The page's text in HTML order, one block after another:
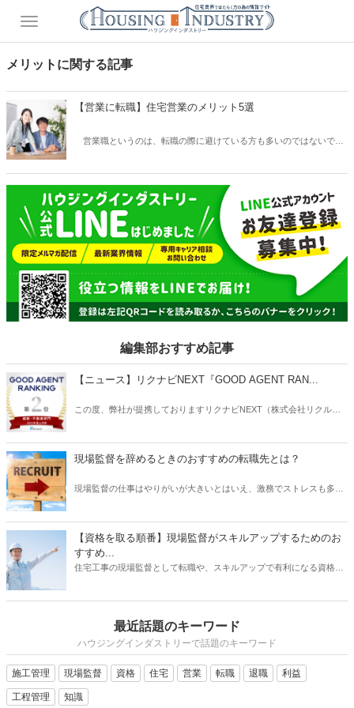
メリットに関する記事
【営業に転職】住宅営業のメリット5選
営業職というのは、転職の際に避けている方も多いのではないでし
はコツを掴めばそれほど大変ではありませんし、会社によっては花形
職種です。営業ができなければ売上が立たず、会社の存続に関わる部
署でもあります。この記事では住宅営業職のメリットについてご紹介
致します。
編集部おすすめ記事
【ニュース】リクナビNEXT『GOOD AGENT RAN...
この度、弊社が提携しておりますリクナビNEXT（株式会社リクルー
と表記）にそれぞれ入賞しましたことをお知らせいたします。
現場監督を辞めるときのおすすめの転職先とは？
現場監督の仕事はやりがいが大きいとはいえ、激務でストレスも多い
る動機になるでしょう。 では、現場監督から転職したいと思うとき、
どのような仕事を選ぶとよいでしょうか？ もちろんやりたい仕事があ
るならその業種への転職を目指すべきです。 しかし、何度も転職を重
【資格を取る順番】現場監督がスキルアップするためのお
すすめ...
住宅工事の現場監督として転職や、スキルアップで有利になる資格に
プにはしっかりとスケジュールを立て、勉強も効率化できる順番で受
けるのが望ましいです。それでは、資格を取るメリットから、どの資
格がを取るのが良いか、おすすめの順番についてご紹介いたします。
最近話題のキーワード
ハウジングインダストリーで話題のキーワード
施工管理 現場監督 資格 住宅 営業 転職 退職 利益
工程管理 知識